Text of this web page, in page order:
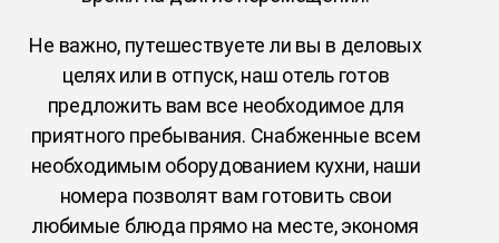
Не важно, путешествуете ли вы в деловых
целях или в отпуск, наш отель готов
предложить вам все необходимое для
приятного пребывания. Снабженные всем
необходимым оборудованием кухни, наши
номера позволят вам готовить свои
любимые блюда прямо на месте, экономя